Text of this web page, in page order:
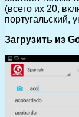
(всего их 20,
португальский,
Загрузить из